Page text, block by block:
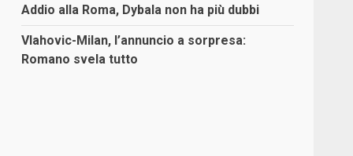
Addio alla Roma, Dybala non ha più dubbi
Vlahovic-Milan, l’annuncio a sorpresa:
Romano svela tutto